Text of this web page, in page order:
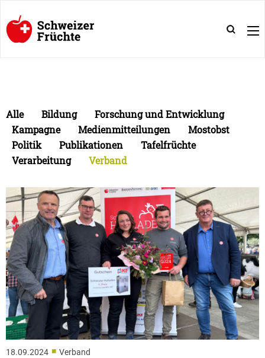
Alle Bildung
Forschung und Entwicklung
Kampagne
Medienmitteilungen
Mostobst
Politik
Publikationen
Tafelfrüchte
Verarbeitung
Verband
18.09.2024 ■ Verband